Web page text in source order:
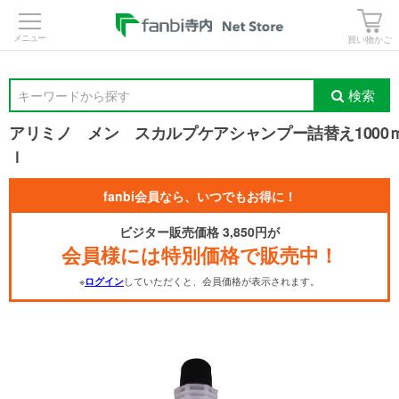
買い物かご
キーワードから探す 検索
アリミノ メン スカルプケアシャンプー詰替え1000
ｌ
fanbi会員なら、いつでもお得に！
ビジター販売価格 3,850円が
会員様には特別価格で販売中！
※ログインしていただくと、会員価格が表示されます。